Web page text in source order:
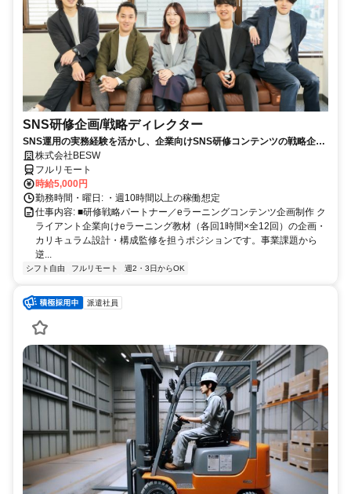
SNS研修企画/戦略ディレクター
SNS運用の実務経験を活かし、企業向けSNS研修コンテンツの戦略企
画・カリキュラム設計・監修を担う上流ポジションです。
株式会社BESW
フルリモート
時給5,000円
勤務時間・曜日: ・週10時間以上の稼働想定
仕事内容: ■研修戦略パートナー／eラーニングコンテンツ企画制作 ク
ライアント企業向けeラーニング教材（各回1時間×全12回）の企画・
カリキュラム設計・構成監修を担うポジションです。事業課題から
逆...
シフト自由 フルリモート 週2・3日からOK
派遣社員